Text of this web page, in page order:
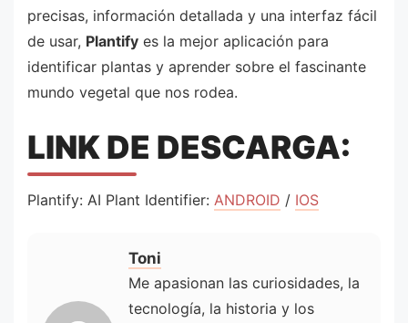
precisas, información detallada y una interfaz fácil
de usar, Plantify es la mejor aplicación para
identificar plantas y aprender sobre el fascinante
mundo vegetal que nos rodea.
LINK DE DESCARGA:
Plantify: AI Plant Identifier: ANDROID / IOS
Toni
Me apasionan las curiosidades, la
tecnología, la historia y los